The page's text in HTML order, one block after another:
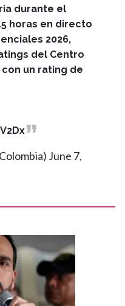
durante el
horas en directo
2026,
del Centro
un rating de
June 7,